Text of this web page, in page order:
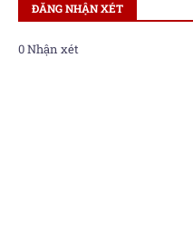
ĐĂNG NHẬN XÉT
0 Nhận xét